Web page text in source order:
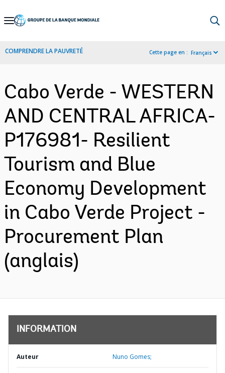
Skip
Navigation
COMPRENDRE LA PAUVRETÉ Cette page en : Français
Cabo Verde - WESTERN
AND CENTRAL AFRICA-
P176981- Resilient
Tourism and Blue
Economy Development
in Cabo Verde Project -
Procurement Plan
(anglais)
INFORMATION
Auteur Nuno Gomes;